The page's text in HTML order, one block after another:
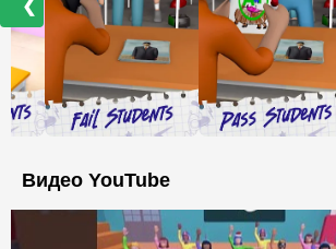
❮
Видео YouTube